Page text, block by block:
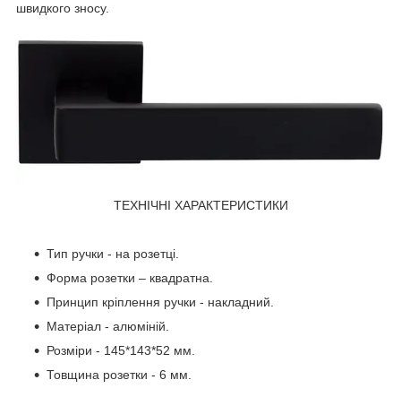
швидкого зносу.
ТЕХНІЧНІ ХАРАКТЕРИСТИКИ
Тип ручки - на розетці.
Форма розетки – квадратна.
Принцип кріплення ручки - накладний.
Матеріал - алюміній.
Розміри - 145*143*52 мм.
Товщина розетки - 6 мм.